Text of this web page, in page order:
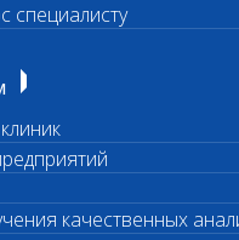
специалисту
качественных